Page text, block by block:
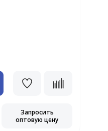
Запросить
оптовую цену